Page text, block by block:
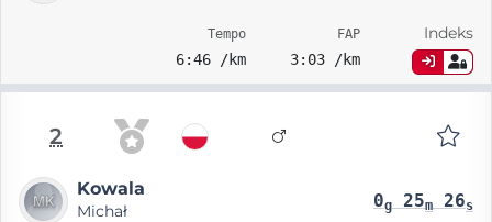
Tempo
6:46 /km
FAP
3:03 /km
Indeks
2
Kowala
Michał 0g25m26s